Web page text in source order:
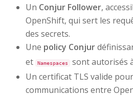
Un Conjur Follower,
OpenShift, qui sert les
des secrets.
Une policy Conjur
et Namespaces
sont autorisés
Un certificat TLS valide
communications entre